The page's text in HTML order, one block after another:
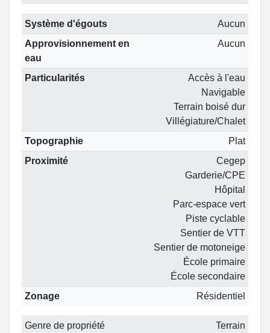
Système d'égouts
Aucun
Approvisionnement en
eau
Aucun
Particularités
Accès à l'eau
Navigable
Terrain boisé dur
Villégiature/Chalet
Topographie
Plat
Proximité
Cegep
Garderie/CPE
Hôpital
Parc-espace vert
Piste cyclable
Sentier de VTT
Sentier de motoneige
École primaire
École secondaire
Zonage
Résidentiel
Genre de propriété
Terrain